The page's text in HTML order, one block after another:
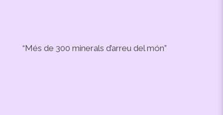
“Més de 300 minerals d’arreu del món”